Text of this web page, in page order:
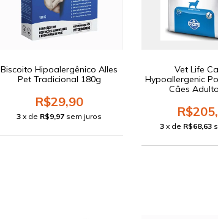
Biscoito Hipoalergênico Alles
Pet Tradicional 180g
R$29,90
3 x de R$9,97 sem juros
Vet Life
Hypoallergenic
Câes
3 x de R$68,63